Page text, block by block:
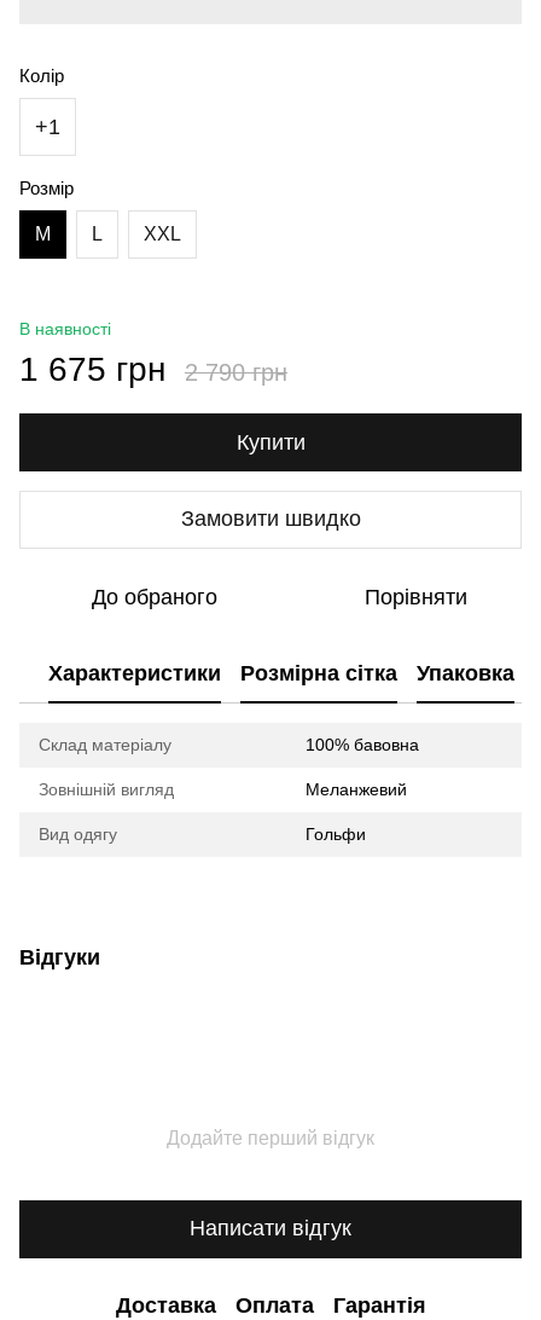
Колір
+1
Розмір
M L XXL
В наявності
1 675 грн 2 790 грн
Купити
Замовити швидко
До обраного Порівняти
Характеристики Розмірна сітка Упаковка
Склад матеріалу 100% бавовна
Зовнішній вигляд Меланжевий
Вид одягу Гольфи
Відгуки
Додайте перший відгук
Написати відгук
Доставка Оплата Гарантія